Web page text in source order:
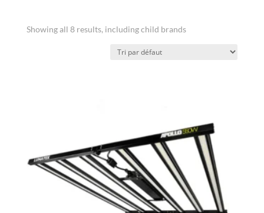
Showing all 8 results, including child brands